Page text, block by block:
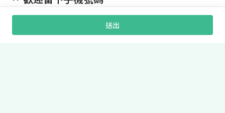
接收我們的最新優惠資訊！
送出